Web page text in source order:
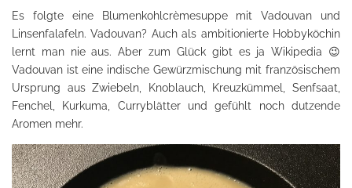
Es folgte eine Blumenkohlcrèmesuppe mit Vadouvan und
Linsenfalafeln. Vadouvan? Auch als ambitionierte Hobbyköchin
lernt man nie aus. Aber zum Glück gibt es ja Wikipedia 😉
Vadouvan ist eine indische Gewürzmischung mit französischem
Ursprung aus Zwiebeln, Knoblauch, Kreuzkümmel, Senfsaat,
Fenchel, Kurkuma, Curryblätter und gefühlt noch dutzende
Aromen mehr.